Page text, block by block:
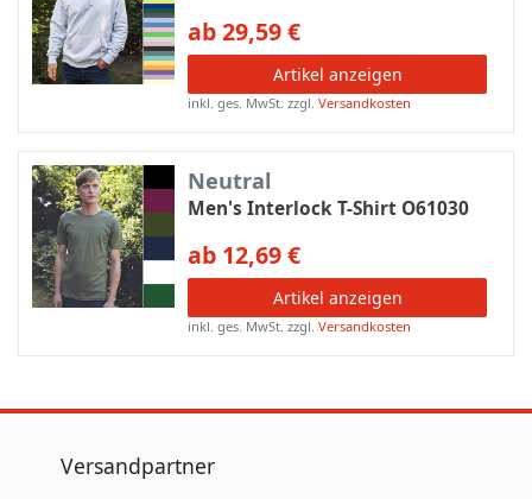
ab 29,59 €
Artikel anzeigen
inkl. ges. MwSt. zzgl.Versandkosten
Neutral
Men's Interlock T-Shirt O61030
ab 12,69 €
Artikel anzeigen
inkl. ges. MwSt. zzgl.Versandkosten
Versandpartner